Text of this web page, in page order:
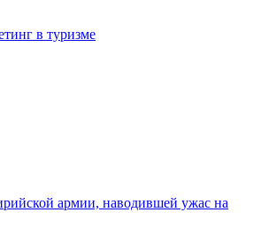
в туризме
армии, наводившей ужас на